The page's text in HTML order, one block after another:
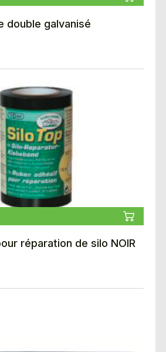
double galvanisé
réparation de silo NOIR